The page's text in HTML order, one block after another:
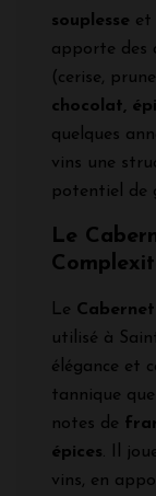
souplesse et
apporte des
(cerise,
chocolat,
quelques
vins une
potentiel de
Le
Le
utilisé à
élégance et
tannique
notes de
épices. Il
vins, en